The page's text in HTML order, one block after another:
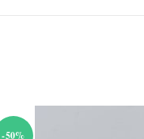
-50%